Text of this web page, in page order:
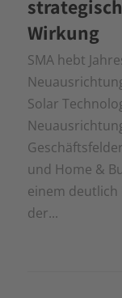
Wirkung
SMA hebt
Solar
und Home &
einem
der...